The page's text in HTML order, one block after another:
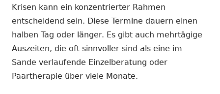
Krisen kann ein konzentrierter Rahmen
entscheidend sein. Diese Termine dauern einen
halben Tag oder länger. Es gibt auch mehrtägige
Auszeiten, die oft sinnvoller sind als eine im
Sande verlaufende Einzelberatung oder
Paartherapie über viele Monate.